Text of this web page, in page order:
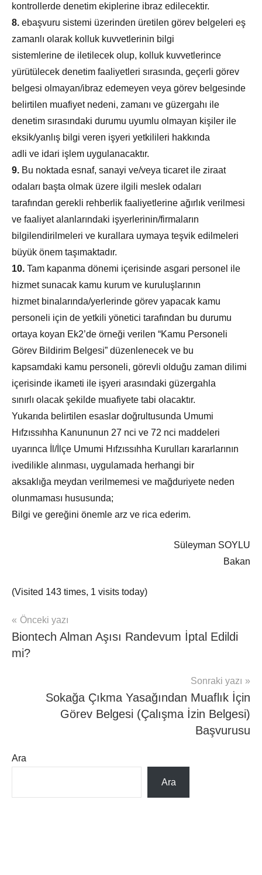
kontrollerde denetim ekiplerine ibraz edilecektir.
8. e­başvuru sistemi üzerinden üretilen görev belgeleri eş
zamanlı olarak kolluk kuvvetlerinin bilgi
sistemlerine de iletilecek olup, kolluk kuvvetlerince
yürütülecek denetim faaliyetleri sırasında, geçerli görev
belgesi olmayan/ibraz edemeyen veya görev belgesinde
belirtilen muafiyet nedeni, zamanı ve güzergahı ile
denetim sırasındaki durumu uyumlu olmayan kişiler ile
eksik/yanlış bilgi veren işyeri yetkilileri hakkında
adli ve idari işlem uygulanacaktır.
9. Bu noktada esnaf, sanayi ve/veya ticaret ile ziraat
odaları başta olmak üzere ilgili meslek odaları
tarafından gerekli rehberlik faaliyetlerine ağırlık verilmesi
ve faaliyet alanlarındaki işyerlerinin/firmaların
bilgilendirilmeleri ve kurallara uymaya teşvik edilmeleri
büyük önem taşımaktadır.
10. Tam kapanma dönemi içerisinde asgari personel ile
hizmet sunacak kamu kurum ve kuruluşlarının
hizmet binalarında/yerlerinde görev yapacak kamu
personeli için de yetkili yönetici tarafından bu durumu
ortaya koyan Ek­2’de örneği verilen “Kamu Personeli
Görev Bildirim Belgesi” düzenlenecek ve bu
kapsamdaki kamu personeli, görevli olduğu zaman dilimi
içerisinde ikameti ile işyeri arasındaki güzergahla
sınırlı olacak şekilde muafiyete tabi olacaktır.
Yukarıda belirtilen esaslar doğrultusunda Umumi
Hıfzıssıhha Kanununun 27 nci ve 72 nci maddeleri
uyarınca İl/İlçe Umumi Hıfzıssıhha Kurulları kararlarının
ivedilikle alınması, uygulamada herhangi bir
aksaklığa meydan verilmemesi ve mağduriyete neden
olunmaması hususunda;
Bilgi ve gereğini önemle arz ve rica ederim.
Süleyman SOYLU
Bakan
(Visited 143 times, 1 visits today)
mhrs
Yazı
gezinmesi
Önceki yazı
Biontech Alman Aşısı Randevum İptal Edildi
mi?
Sonraki yazı
Sokağa Çıkma Yasağından Muaflık İçin
Görev Belgesi (Çalışma İzin Belgesi)
Başvurusu
Ara
Ara